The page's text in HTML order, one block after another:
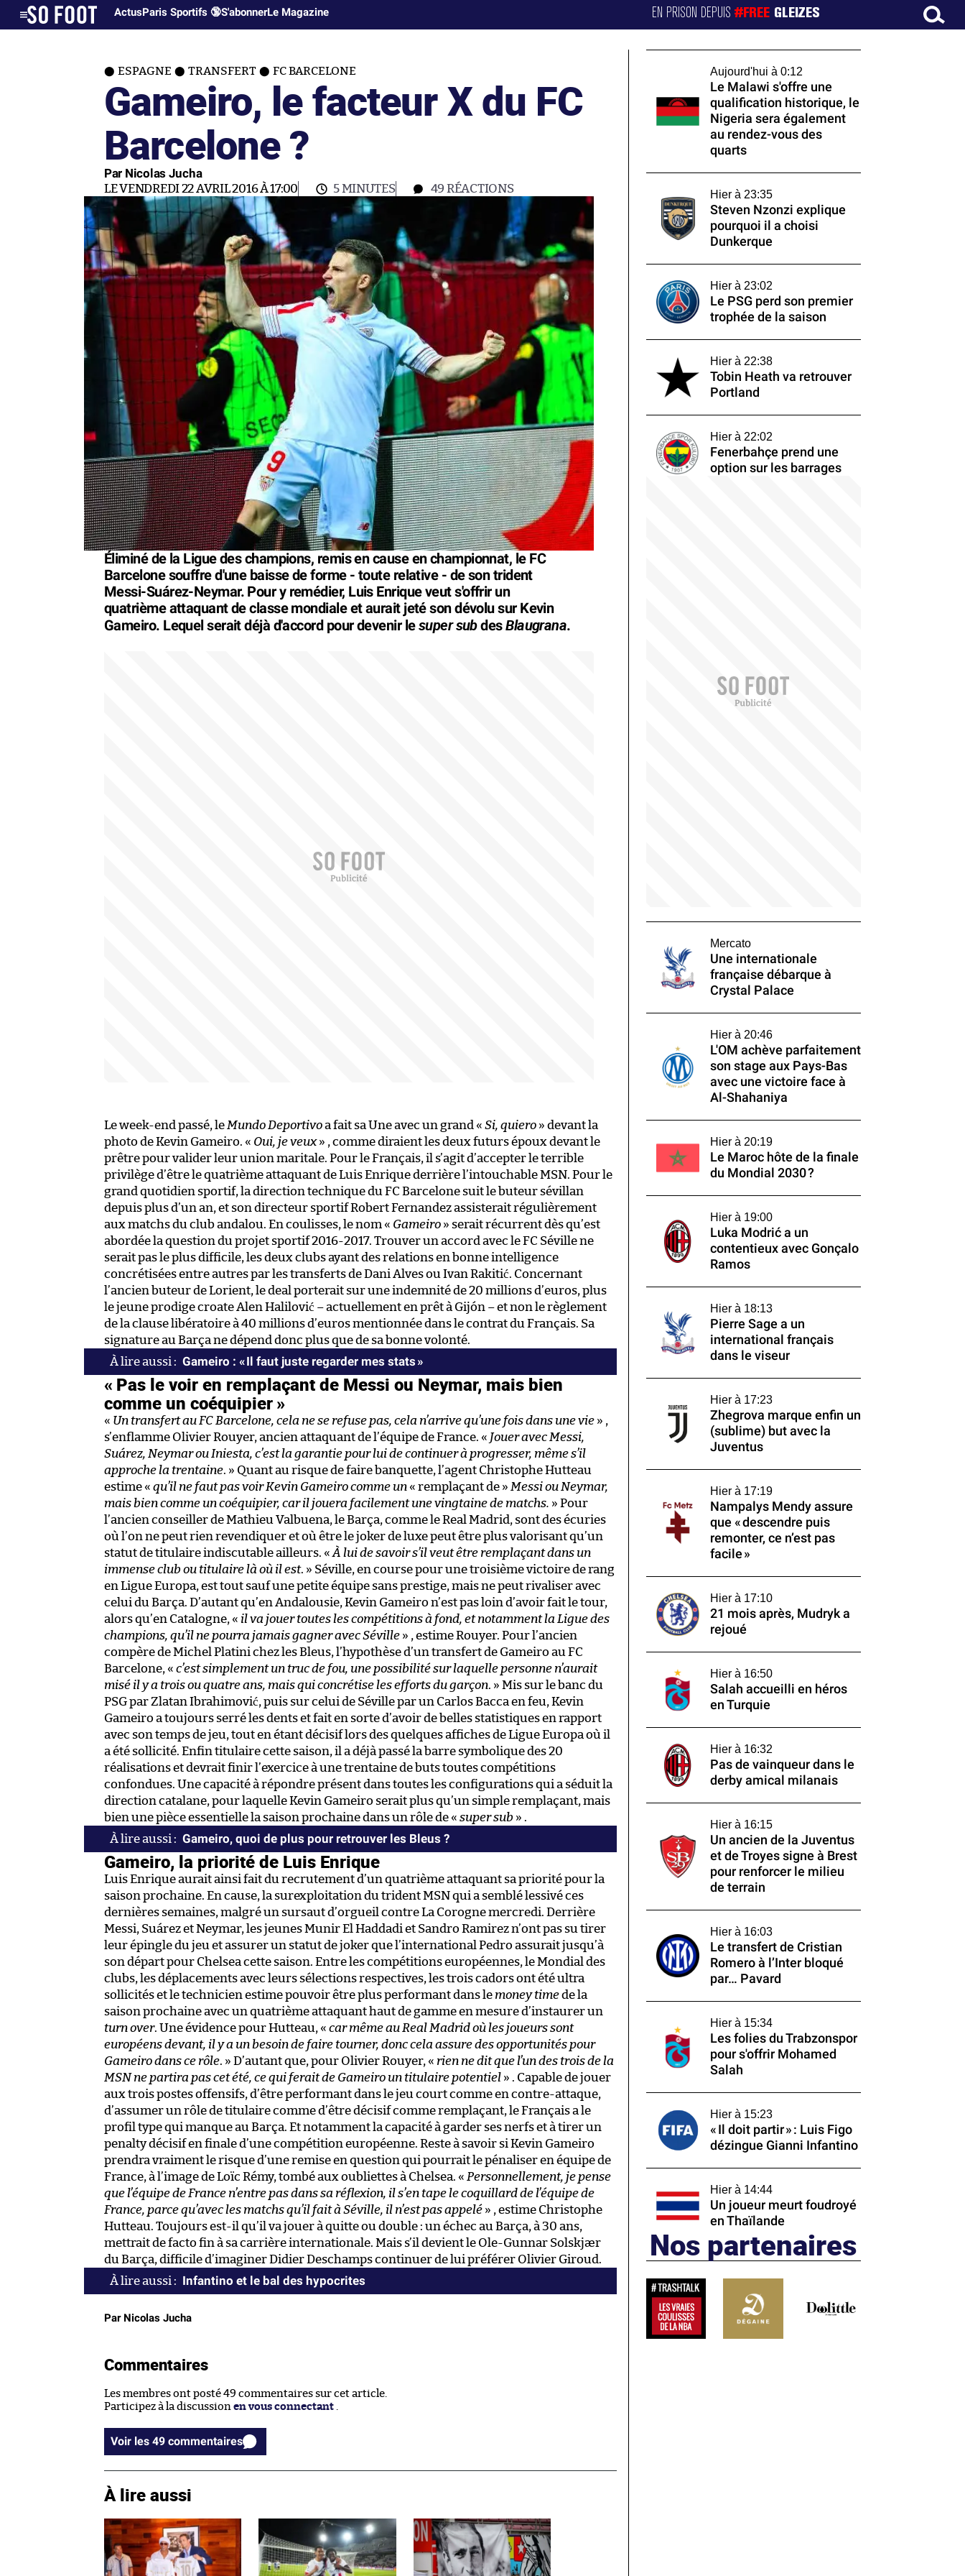
ActusParis Sportifs 🔞S'abonnerLe Magazine EN PRISON DEPUIS#FREE GLEIZES
ESPAGNE TRANSFERT FC BARCELONE
Gameiro, le facteur X du FC
Barcelone ?
Par Nicolas Jucha
LE VENDREDI 22 AVRIL 2016 À 17:00 5 MINUTES 49 RÉACTIONS
Éliminé de la Ligue des champions, remis en cause en championnat, le FC
Barcelone souffre d'une baisse de forme - toute relative - de son trident
Messi-Suárez-Neymar. Pour y remédier, Luis Enrique veut s'offrir un
quatrième attaquant de classe mondiale et aurait jeté son dévolu sur Kevin
Gameiro. Lequel serait déjà d'accord pour devenir lesuper subdesBlaugrana.
Le week-end passé, le Mundo Deportivoa fait sa Une avec un grand « Si, quiero » devant la
photo de Kevin Gameiro. « Oui, je veux» , comme diraient les deux futurs époux devant le
prêtre pour valider leur union maritale. Pour le Français, il s’agit d’accepter le terrible
privilège d’être le quatrième attaquant de Luis Enrique derrière l’intouchable MSN. Pour le
grand quotidien sportif, la direction technique du FC Barcelone suit le buteur sévillan
depuis plus d’un an, et son directeur sportif Robert Fernandez assisterait régulièrement
aux matchs du club andalou. En coulisses, le nom « Gameiro » serait récurrent dès qu’est
abordée la question du projet sportif 2016-2017. Trouver un accord avec le FC Séville ne
serait pas le plus difficile, les deux clubs ayant des relations en bonne intelligence
concrétisées entre autres par les transferts de Dani Alves ou Ivan Rakitić. Concernant
l’ancien buteur de Lorient, le deal porterait sur une indemnité de 20 millions d’euros, plus
le jeune prodige croate Alen Halilović – actuellement en prêt à Gijón – et non le règlement
de la clause libératoire à 40 millions d’euros mentionnée dans le contrat du Français. Sa
signature au Barça ne dépend donc plus que de sa bonne volonté.
Gameiro : « Il faut juste regarder mes stats »
« Pas le voir en remplaçant de Messi ou Neymar, mais bien
comme un coéquipier »
« Un transfert au FC Barcelone, cela ne se refuse pas, cela n’arrive qu’une fois dans une vie » ,
s’enflamme Olivier Rouyer, ancien attaquant de l’équipe de France. « Jouer avec Messi,
Suárez, Neymar ou Iniesta, c’est la garantie pour lui de continuer à progresser, même s’il
approche la trentaine. » Quant au risque de faire banquette, l’agent Christophe Hutteau
estime « qu’il ne faut pas voir Kevin Gameiro comme un « remplaçant de » Messi ou Neymar,
mais bien comme un coéquipier, car il jouera facilement une vingtaine de matchs. » Pour
l’ancien conseiller de Mathieu Valbuena, le Barça, comme le Real Madrid, sont des écuries
où l’on ne peut rien revendiquer et où être le joker de luxe peut être plus valorisant qu’un
statut de titulaire indiscutable ailleurs. « À lui de savoir s’il veut être remplaçant dans un
immense club ou titulaire là où il est. » Séville, en course pour une troisième victoire de rang
en Ligue Europa, est tout sauf une petite équipe sans prestige, mais ne peut rivaliser avec
celui du Barça. D’autant qu’en Andalousie, Kevin Gameiro n’est pas loin d’avoir fait le tour,
alors qu’en Catalogne, « il va jouer toutes les compétitions à fond, et notamment la Ligue des
champions, qu’il ne pourra jamais gagner avec Séville » , estime Rouyer. Pour l’ancien
compère de Michel Platini chez les Bleus, l’hypothèse d’un transfert de Gameiro au FC
Barcelone, « c’est simplement un truc de fou, une possibilité sur laquelle personne n’aurait
misé il y a trois ou quatre ans, mais qui concrétise les efforts du garçon. » Mis sur le banc du
PSG par Zlatan Ibrahimović, puis sur celui de Séville par un Carlos Bacca en feu, Kevin
Gameiro a toujours serré les dents et fait en sorte d’avoir de belles statistiques en rapport
avec son temps de jeu, tout en étant décisif lors des quelques affiches de Ligue Europa où il
a été sollicité. Enfin titulaire cette saison, il a déjà passé la barre symbolique des 20
réalisations et devrait finir l’exercice à une trentaine de buts toutes compétitions
confondues. Une capacité à répondre présent dans toutes les configurations qui a séduit la
direction catalane, pour laquelle Kevin Gameiro serait plus qu’un simple remplaçant, mais
bien une pièce essentielle la saison prochaine dans un rôle de « super sub » .
Gameiro, quoi de plus pour retrouver les Bleus ?
Gameiro, la priorité de Luis Enrique
Luis Enrique aurait ainsi fait du recrutement d’un quatrième attaquant sa priorité pour la
saison prochaine. En cause, la surexploitation du trident MSN qui a semblé lessivé ces
dernières semaines, malgré un sursaut d’orgueil contre La Corogne mercredi. Derrière
Messi, Suárez et Neymar, les jeunes Munir El Haddadi et Sandro Ramirez n’ont pas su tirer
leur épingle du jeu et assurer un statut de joker que l’international Pedro assurait jusqu’à
son départ pour Chelsea cette saison. Entre les compétitions européennes, le Mondial des
clubs, les déplacements avec leurs sélections respectives, les trois cadors ont été ultra
sollicités et le technicien estime pouvoir être plus performant dans le money timede la
saison prochaine avec un quatrième attaquant haut de gamme en mesure d’instaurer un
turn over. Une évidence pour Hutteau, « car même au Real Madrid où les joueurs sont
européens devant, il y a un besoin de faire tourner, donc cela assure des opportunités pour
Gameiro dans ce rôle. » D’autant que, pour Olivier Rouyer, « rien ne dit que l’un des trois de la
MSN ne partira pas cet été, ce qui ferait de Gameiro un titulaire potentiel » . Capable de jouer
aux trois postes offensifs, d’être performant dans le jeu court comme en contre-attaque,
d’assumer un rôle de titulaire comme d’être décisif comme remplaçant, le Français a le
profil type qui manque au Barça. Et notamment la capacité à garder ses nerfs et à tirer un
penalty décisif en finale d’une compétition européenne. Reste à savoir si Kevin Gameiro
prendra vraiment le risque d’une remise en question qui pourrait le pénaliser en équipe de
France, à l’image de Loïc Rémy, tombé aux oubliettes à Chelsea. « Personnellement, je pense
que l’équipe de France n’entre pas dans sa réflexion, il s’en tape le coquillard de l’équipe de
France, parce qu’avec les matchs qu’il fait à Séville, il n’est pas appelé » , estime Christophe
Hutteau. Toujours est-il qu’il va jouer à quitte ou double : un échec au Barça, à 30 ans,
mettrait de facto fin à sa carrière internationale. Mais s’il devient le Ole-Gunnar Solskjær
du Barça, difficile d’imaginer Didier Deschamps continuer de lui préférer Olivier Giroud.
Infantino et le bal des hypocrites
Par Nicolas Jucha
Commentaires
Les membres ont posté 49 commentaires sur cet article.
Participez à la discussion en vous connectant .
Voir les 49 commentaires
À lire aussi
Aujourd'hui à 0:12
Le Malawi s'offre une
qualification historique, le
Nigeria sera également
au rendez-vous des
quarts
Hier à 23:35
Steven Nzonzi explique
pourquoi il a choisi
Dunkerque
Hier à 23:02
Le PSG perd son premier
trophée de la saison
Hier à 22:38
Tobin Heath va retrouver
Portland
Hier à 22:02
Fenerbahçe prend une
option sur les barrages
Mercato
Une internationale
française débarque à
Crystal Palace
Hier à 20:46
L'OM achève parfaitement
son stage aux Pays-Bas
avec une victoire face à
Al-Shahaniya
Hier à 20:19
Le Maroc hôte de la finale
du Mondial 2030 ?
Hier à 19:00
Luka Modrić a un
contentieux avec Gonçalo
Ramos
Hier à 18:13
Pierre Sage a un
international français
dans le viseur
Hier à 17:23
Zhegrova marque enfin un
(sublime) but avec la
Juventus
Hier à 17:19
Nampalys Mendy assure
que « descendre puis
remonter, ce n’est pas
facile »
Hier à 17:10
21 mois après, Mudryk a
rejoué
Hier à 16:50
Salah accueilli en héros
en Turquie
Hier à 16:32
Pas de vainqueur dans le
derby amical milanais
Hier à 16:15
Un ancien de la Juventus
et de Troyes signe à Brest
pour renforcer le milieu
de terrain
Hier à 16:03
Le transfert de Cristian
Romero à l’Inter bloqué
par… Pavard
Hier à 15:34
Les folies du Trabzonspor
pour s'offrir Mohamed
Salah
Hier à 15:23
« Il doit partir » : Luis Figo
dézingue Gianni Infantino
Hier à 14:44
Un joueur meurt foudroyé
en Thaïlande
Nos partenaires